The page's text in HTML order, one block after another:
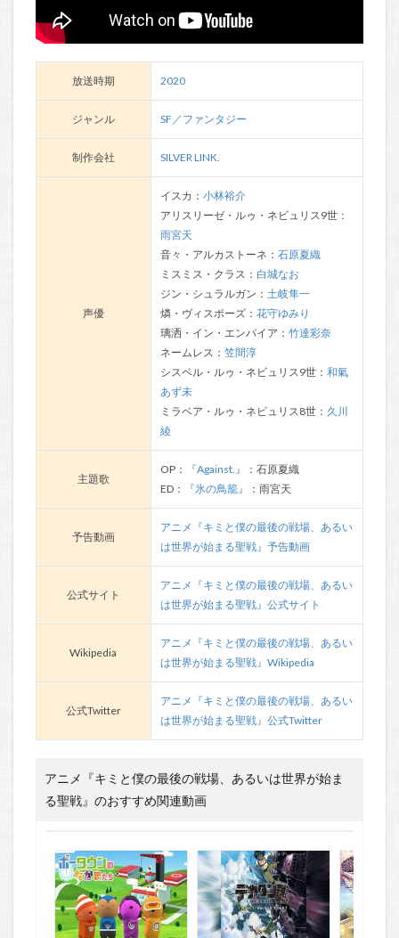
放送時期 2020
ジャンル SF／ファンタジー
制作会社 SILVER LINK.
声優
イスカ： 小林裕介
アリスリーゼ・ルゥ・ネビュリス9世：
雨宮天
音々・アルカストーネ： 石原夏織
ミスミス・クラス： 白城なお
ジン・シュラルガン： 土岐隼一
燐・ヴィスポーズ： 花守ゆみり
璃洒・イン・エンパイア： 竹達彩奈
ネームレス： 笠間淳
シスベル・ルゥ・ネビュリス9世： 和氣
あず未
ミラベア・ルゥ・ネビュリス8世： 久川
綾
主題歌
OP： 『Against.』
：石原夏織
ED：
『氷の鳥籠』 ：雨宮天
予告動画
アニメ『キミと僕の最後の戦場、あるい
は世界が始まる聖戦』予告動画
公式サイト
アニメ『キミと僕の最後の戦場、あるい
は世界が始まる聖戦』公式サイト
Wikipedia
アニメ『キミと僕の最後の戦場、あるい
は世界が始まる聖戦』Wikipedia
公式Twitter
アニメ『キミと僕の最後の戦場、あるい
は世界が始まる聖戦』公式Twitter
アニメ『キミと僕の最後の戦場、あるいは世界が始ま
る聖戦』のおすすめ関連動画